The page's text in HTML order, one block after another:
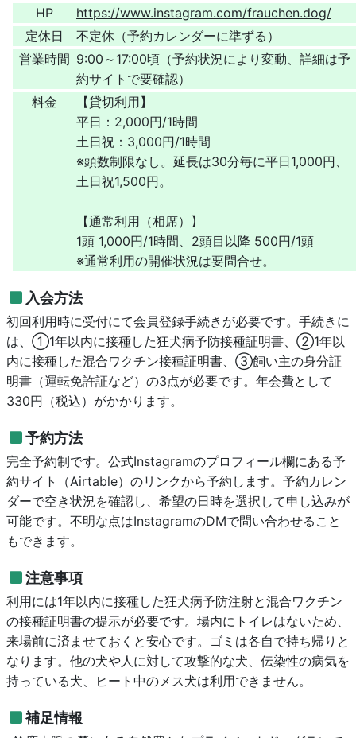
HP
https://www.instagram.com/frauchen.dog/
定休日
不定休（予約カレンダーに準ずる）
営業時間 9:00～17:00頃（予約状況により変動、詳細は予
約サイトで要確認）
料金
【貸切利用】
平日：2,000円/1時間
土日祝：3,000円/1時間
※頭数制限なし。延長は30分毎に平日1,000円、
土日祝1,500円。
【通常利用（相席）】
1頭 1,000円/1時間、2頭目以降 500円/1頭
※通常利用の開催状況は要問合せ。
入会方法
初回利用時に受付にて会員登録手続きが必要です。手続きに
は、①1年以内に接種した狂犬病予防接種証明書、②1年以
内に接種した混合ワクチン接種証明書、③飼い主の身分証
明書（運転免許証など）の3点が必要です。年会費として
330円（税込）がかかります。
予約方法
完全予約制です。公式Instagramのプロフィール欄にある予
約サイト（Airtable）のリンクから予約します。予約カレン
ダーで空き状況を確認し、希望の日時を選択して申し込みが
可能です。不明な点はInstagramのDMで問い合わせること
もできます。
注意事項
利用には1年以内に接種した狂犬病予防注射と混合ワクチン
の接種証明書の提示が必要です。場内にトイレはないため、
来場前に済ませておくと安心です。ゴミは各自で持ち帰りと
なります。他の犬や人に対して攻撃的な犬、伝染性の病気を
持っている犬、ヒート中のメス犬は利用できません。
補足情報